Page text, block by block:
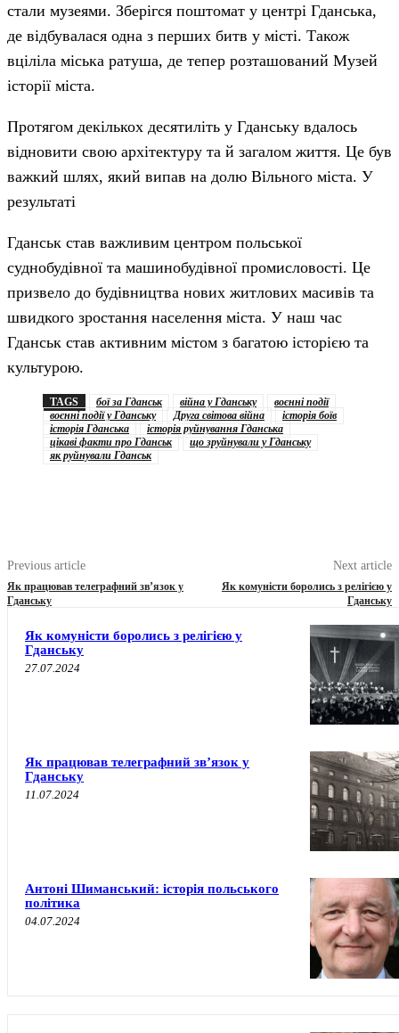
стали музеями. Зберігся поштомат у центрі Гданська,
де відбувалася одна з перших битв у місті. Також
вціліла міська ратуша, де тепер розташований Музей
історії міста.
Протягом декількох десятиліть у Гданську вдалось
відновити свою архітектуру та й загалом життя. Це був
важкий шлях, який випав на долю Вільного міста. У
результаті
Гданськ став важливим центром польської
суднобудівної та машинобудівної промисловості. Це
призвело до будівництва нових житлових масивів та
швидкого зростання населення міста. У наш час
Гданськ став активним містом з багатою історією та
культурою.
TAGS бої за Гданськ війна у Гданську
воєнні події
воєнні події у Гданську
Друга світова війна
історія боїв
історія Гданська
історія руйнування Гданська
цікаві факти про Гданськ
що зруйнували у Гданську
як руйнували Гданськ
Previous article
Як працював телеграфний зв’язок у
Гданську
Next article
Як комуністи боролись з релігією у
Гданську
Як комуністи боролись з релігією у
Гданську
27.07.2024
Як працював телеграфний зв’язок у
Гданську
11.07.2024
Антоні Шиманський: історія польського
політика
04.07.2024